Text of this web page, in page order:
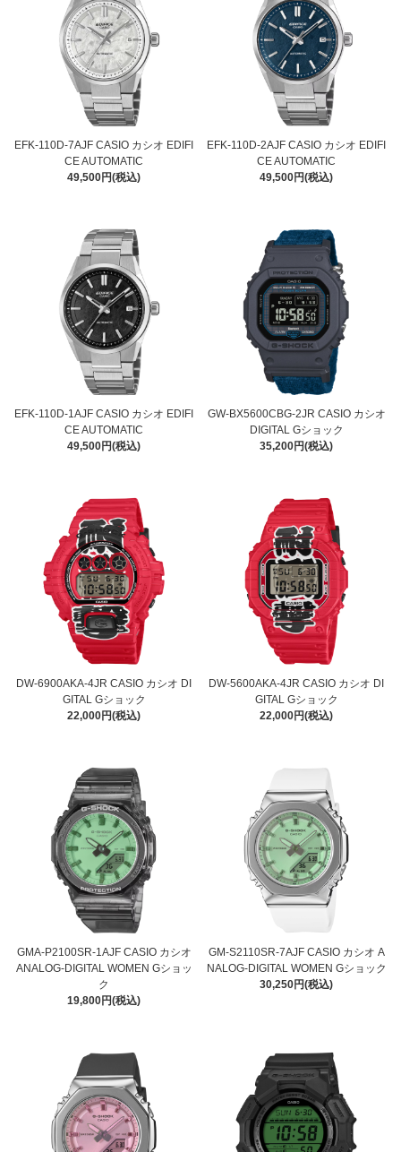
EFK-110D-7AJF CASIO カシオ EDIFI
CE AUTOMATIC
49,500円(税込)
EFK-110D-2AJF CASIO カシオ EDIFI
CE AUTOMATIC
49,500円(税込)
EFK-110D-1AJF CASIO カシオ EDIFI
CE AUTOMATIC
49,500円(税込)
GW-BX5600CBG-2JR CASIO カシオ
DIGITAL Gショック
35,200円(税込)
DW-6900AKA-4JR CASIO カシオ DI
GITAL Gショック
22,000円(税込)
DW-5600AKA-4JR CASIO カシオ DI
GITAL Gショック
22,000円(税込)
GMA-P2100SR-1AJF CASIO カシオ
ANALOG-DIGITAL WOMEN Gショッ
ク
19,800円(税込)
GM-S2110SR-7AJF CASIO カシオ A
NALOG-DIGITAL WOMEN Gショック
30,250円(税込)